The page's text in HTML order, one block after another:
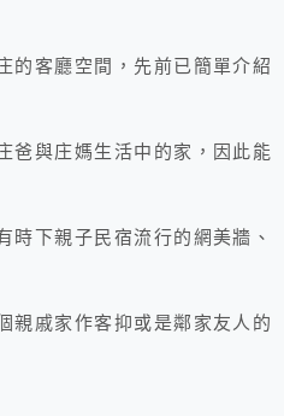
的客廳空間，先前已簡單介紹
爸與庄媽生活中的家，因此能
時下親子民宿流行的網美牆、
親戚家作客抑或是鄰家友人的